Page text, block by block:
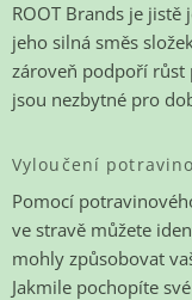
ROOT Brands je
jeho silná směs
zároveň podpoří růst
jsou nezbytné pro
Vyloučení
Pomocí
ve stravě můžete
mohly způsobovat
Jakmile pochopíte